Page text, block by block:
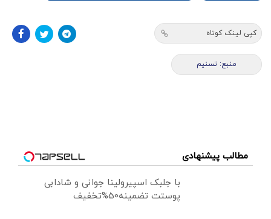
کپی لینک کوتاه
منبع: تسنیم
مطالب پیشنهادی
با جلبک اسپیرولینا جوانی و شادابی
پوستت تضمینه50%تخفیف